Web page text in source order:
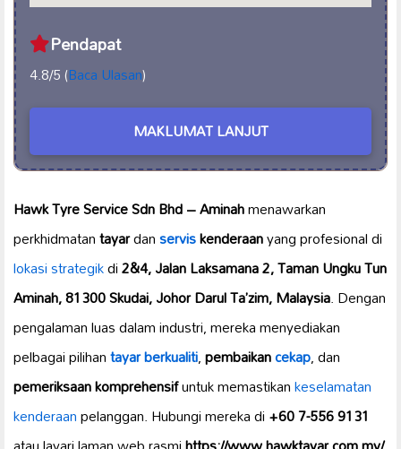
Pendapat
4.8/5 (Baca Ulasan)
MAKLUMAT LANJUT
Hawk Tyre Service Sdn Bhd – Aminahmenawarkan
perkhidmatantayardanserviskenderaanyang profesional di
lokasi strategikdi2&4, Jalan Laksamana 2, Taman Ungku Tun
Aminah, 81300 Skudai, Johor Darul Ta’zim, Malaysia. Dengan
pengalaman luas dalam industri, mereka menyediakan
pelbagai pilihantayar berkualiti,pembaikancekap, dan
pemeriksaan komprehensifuntuk memastikankeselamatan
kenderaanpelanggan. Hubungi mereka di+60 7-556 9131